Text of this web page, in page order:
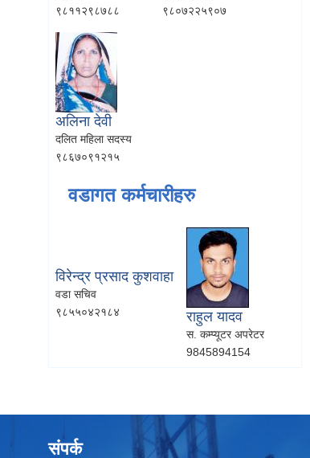
९८११२९८७८८
९८०७२२५९०७
अलिना देवी
दलित महिला सदस्य
९८६७०९१२१५
वडागत कर्मचारीहरु
विरेन्द्र प्रसाद कुशवाहा
वडा सचिव
९८५५०४२१८४
राहुल यादव
स. कम्प्यूटर अपरेटर
9845894154
संपर्क